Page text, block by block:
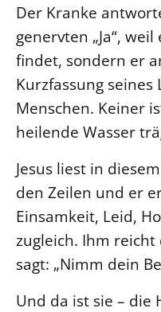
Der Kranke
genervten „Ja“,
findet, sondern er
Kurzfassung seines
Menschen. Keiner
heilende Wasser
Jesus liest in
den Zeilen und er
Einsamkeit, Leid,
zugleich. Ihm
sagt: „Nimm dein
Und da ist sie – die
NKVK
Personalausschuss
Recht